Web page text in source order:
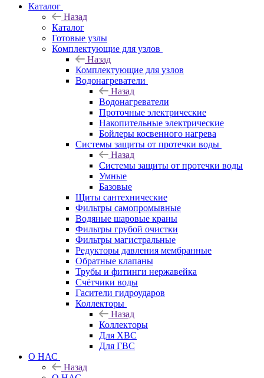
Каталог
Назад
Каталог
Готовые узлы
Комплектующие для узлов
Назад
Комплектующие для узлов
Водонагреватели
Назад
Водонагреватели
Проточные электрические
Накопительные электрические
Бойлеры косвенного нагрева
Системы защиты от протечки воды
Назад
Системы защиты от протечки воды
Умные
Базовые
Щиты сантехнические
Фильтры самопромывные
Водяные шаровые краны
Фильтры грубой очистки
Фильтры магистральные
Редукторы давления мембранные
Обратные клапаны
Трубы и фитинги нержавейка
Счётчики воды
Гасители гидроударов
Коллекторы
Назад
Коллекторы
Для ХВС
Для ГВС
О НАС
Назад